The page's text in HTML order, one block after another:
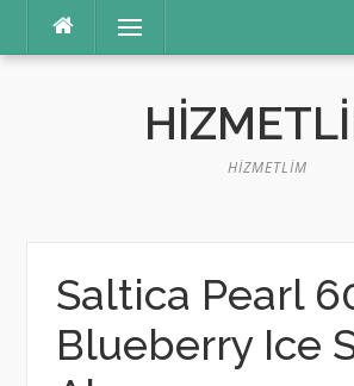
Menü
HIZMETLIM
Saltica Pearl
Blueberry Ice